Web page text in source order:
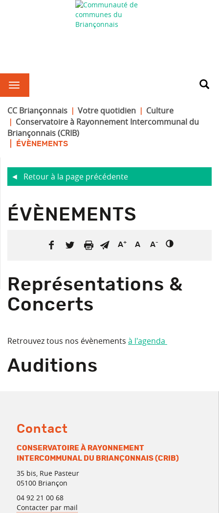
CC Briançonnais Votre quotidien
Culture
Conservatoire à Rayonnement Intercommunal du
Briançonnais (CRIB)
ÉVÈNEMENTS
Retour à la page précédente
ÉVÈNEMENTS
A+ A A-
Représentations &
Concerts
Retrouvez tous nos évènements à l'agenda
Auditions
Contact
CONSERVATOIRE À RAYONNEMENT
INTERCOMMUNAL DU BRIANÇONNAIS (CRIB)
35 bis, Rue Pasteur
05100 Briançon
04 92 21 00 68
Contacter par mail